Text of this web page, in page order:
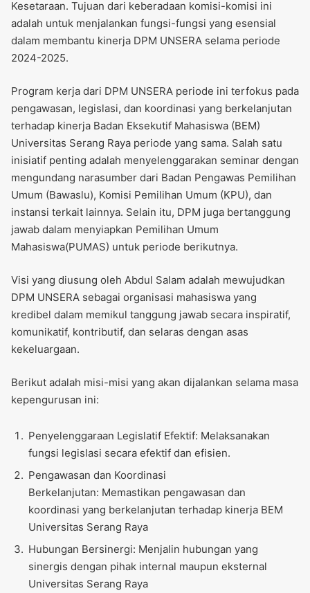
Kesetaraan. Tujuan dari keberadaan komisi-komisi ini
adalah untuk menjalankan fungsi-fungsi yang esensial
dalam membantu kinerja DPM UNSERA selama periode
2024-2025.
Program kerja dari DPM UNSERA periode ini terfokus pada
pengawasan, legislasi, dan koordinasi yang berkelanjutan
terhadap kinerja Badan Eksekutif Mahasiswa (BEM)
Universitas Serang Raya periode yang sama. Salah satu
inisiatif penting adalah menyelenggarakan seminar dengan
mengundang narasumber dari Badan Pengawas Pemilihan
Umum (Bawaslu), Komisi Pemilihan Umum (KPU), dan
instansi terkait lainnya. Selain itu, DPM juga bertanggung
jawab dalam menyiapkan Pemilihan Umum
Mahasiswa(PUMAS) untuk periode berikutnya.
Visi yang diusung oleh Abdul Salam adalah mewujudkan
DPM UNSERA sebagai organisasi mahasiswa yang
kredibel dalam memikul tanggung jawab secara inspiratif,
komunikatif, kontributif, dan selaras dengan asas
kekeluargaan.
Berikut adalah misi-misi yang akan dijalankan selama masa
kepengurusan ini:
Penyelenggaraan Legislatif Efektif: Melaksanakan
fungsi legislasi secara efektif dan efisien.
Pengawasan dan Koordinasi
Berkelanjutan: Memastikan pengawasan dan
koordinasi yang berkelanjutan terhadap kinerja BEM
Universitas Serang Raya
Hubungan Bersinergi: Menjalin hubungan yang
sinergis dengan pihak internal maupun eksternal
Universitas Serang Raya